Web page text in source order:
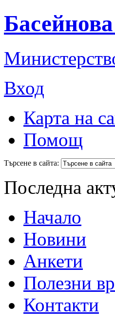
Вход
Карта на
Помощ
Търсене в сайта:
Последна
Начало
Новини
Анкети
Полезни
Контакти